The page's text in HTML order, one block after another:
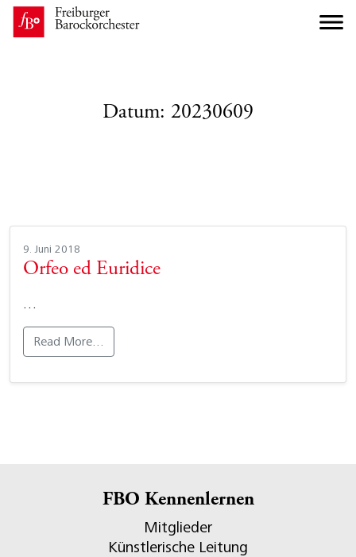
Datum: 20230609
9. Juni 2018
Orfeo ed Euridice
…
Read More…
FBO Kennenlernen
Mitglieder
Künstlerische Leitung